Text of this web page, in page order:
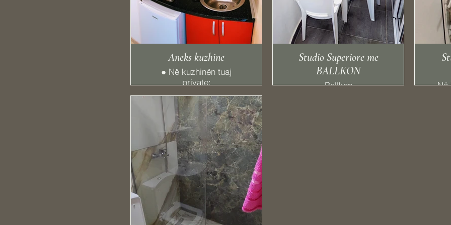
lini stresin pas
Aneks kuzhine
● Në kuzhinën tuaj
private:
- Frigorifer
- Kazan elektrik
- Sobë
- Enë gatimi
Studio Superiore me
BALLKON
Ballkon
Në